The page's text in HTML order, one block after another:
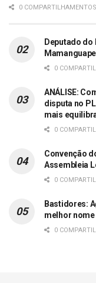
0 COMPARTILHAMENTOS
Deputado do
0
ANÁLISE:
disputa no
mais
0
Convenção
Assembleia
0
Bastidores:
melhor
0